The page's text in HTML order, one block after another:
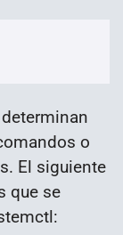
o
El siguiente
que se